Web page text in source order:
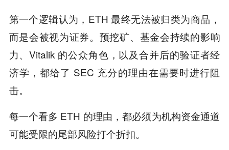
第一个逻辑认为，ETH 最终无法被归类为商品，
而是会被视为证券。预挖矿、基金会持续的影响
力、Vitalik 的公众角色，以及合并后的验证者经
济学，都给了 SEC 充分的理由在需要时进行阻
击。
每一个看多 ETH 的理由，都必须为机构资金通道
可能受限的尾部风险打个折扣。